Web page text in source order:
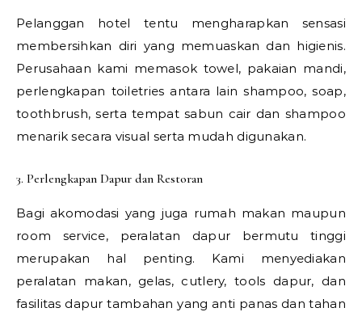
Pelanggan hotel tentu mengharapkan sensasi
membersihkan diri yang memuaskan dan higienis.
Perusahaan kami memasok towel, pakaian mandi,
perlengkapan toiletries antara lain shampoo, soap,
toothbrush, serta tempat sabun cair dan shampoo
menarik secara visual serta mudah digunakan.
3. Perlengkapan Dapur dan Restoran
Bagi akomodasi yang juga rumah makan maupun
room service, peralatan dapur bermutu tinggi
merupakan hal penting. Kami menyediakan
peralatan makan, gelas, cutlery, tools dapur, dan
fasilitas dapur tambahan yang anti panas dan tahan